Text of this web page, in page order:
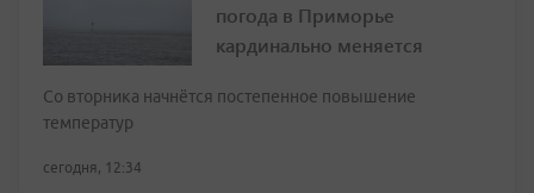
погода в Приморье
кардинально меняется
Со вторника начнётся постепенное повышение
температур
сегодня, 12:34